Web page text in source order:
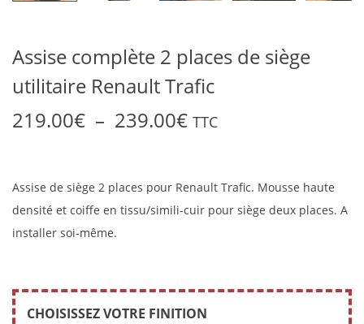
Assise complète 2 places de siège
utilitaire Renault Trafic
219.00€ – 239.00€ TTC
Assise de siège 2 places pour Renault Trafic. Mousse haute
densité et coiffe en tissu/simili-cuir pour siège deux places. A
installer soi-même.
CHOISISSEZ VOTRE FINITION